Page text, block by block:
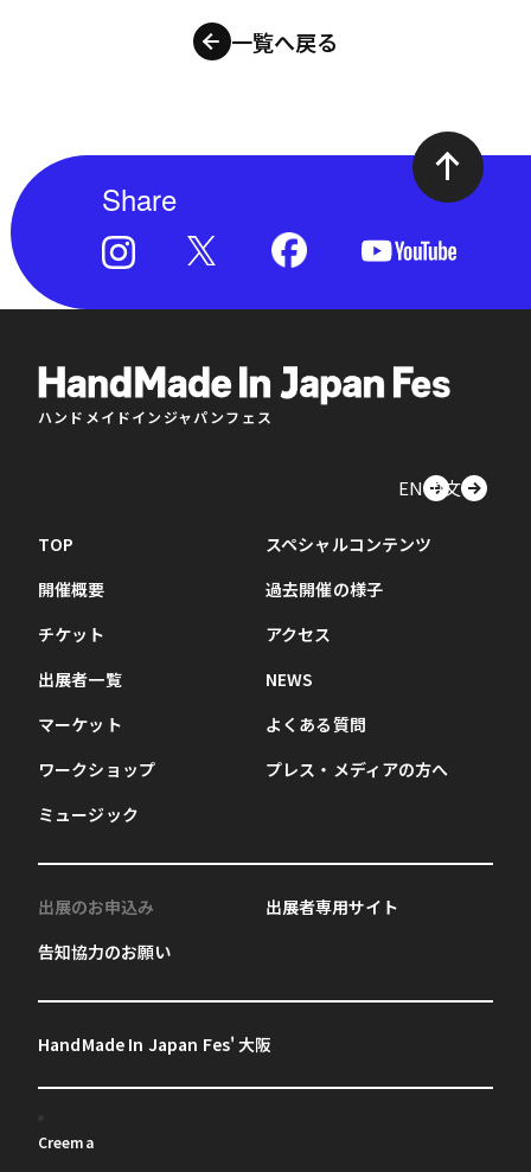
一覧へ戻る
Share
ハンドメイドインジャパンフェス
EN中文
TOP
開催概要
チケット
出展者一覧
マーケット
ワークショップ
ミュージック
スペシャルコンテンツ
過去開催の様子
アクセス
NEWS
よくある質問
プレス・メディアの方へ
出展のお申込み
告知協力のお願い
出展者専用サイト
HandMade In Japan Fes' 大阪
Creema